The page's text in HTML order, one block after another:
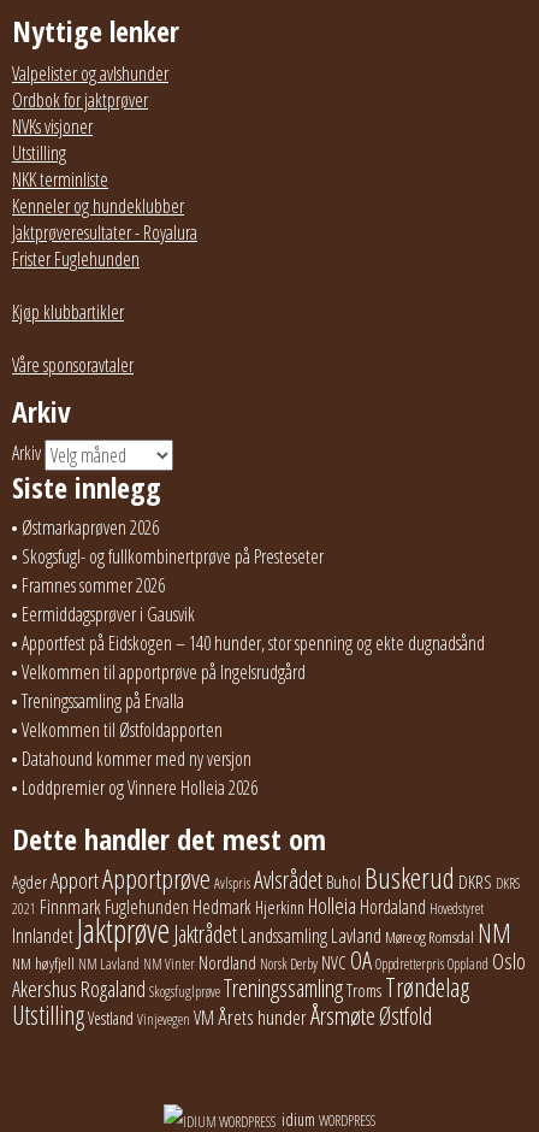
Nyttige lenker
Valpelister og avlshunder
Ordbok for jaktprøver
NVKs visjoner
Utstilling
NKK terminliste
Kenneler og hundeklubber
Jaktprøveresultater - Royalura
Frister Fuglehunden
Kjøp klubbartikler
Våre sponsoravtaler
Arkiv
Arkiv
Siste innlegg
Østmarkaprøven 2026
Skogsfugl- og fullkombinertprøve på Presteseter
Framnes sommer 2026
Eermiddagsprøver i Gausvik
Apportfest på Eidskogen – 140 hunder, stor spenning og ekte dugnadsånd
Velkommen til apportprøve på Ingelsrudgård
Treningssamling på Ervalla
Velkommen til Østfoldapporten
Datahound kommer med ny versjon
Loddpremier og Vinnere Holleia 2026
Dette handler det mest om
AgderApportApportprøve AvlsprisAvlsrådet Buhol Buskerud DKRS DKRS
2021 FinnmarkFuglehunden Hedmark Hjerkinn Holleia Hordaland Hovedstyret
InnlandetJaktprøve JaktrådetLandssamlingLavland Møre og Romsdal NM
NM høyfjell NM Lavland NM Vinter Nordland Norsk Derby NVC OAOppdretterprisOppland Oslo
Akershus Rogaland SkogsfuglprøveTreningssamlingTroms Trøndelag
UtstillingVestland Vinjevegen VMÅrets hunderÅrsmøteØstfold
idium WORDPRESS